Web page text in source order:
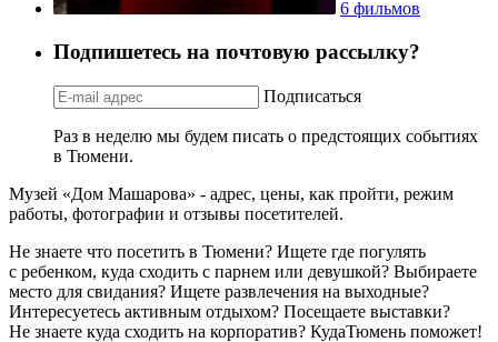
6 фильмов
Подпишетесь на почтовую рассылку?
Подписаться
Раз в неделю мы будем писать о предстоящих событиях
в Тюмени.
Музей «Дом Машарова» - адрес, цены, как пройти, режим
работы, фотографии и отзывы посетителей.
Не знаете что посетить в Тюмени? Ищете где погулять
с ребенком, куда сходить с парнем или девушкой? Выбираете
место для свидания? Ищете развлечения на выходные?
Интересуетесь активным отдыхом? Посещаете выставки?
Не знаете куда сходить на корпоратив? КудаТюмень поможет!